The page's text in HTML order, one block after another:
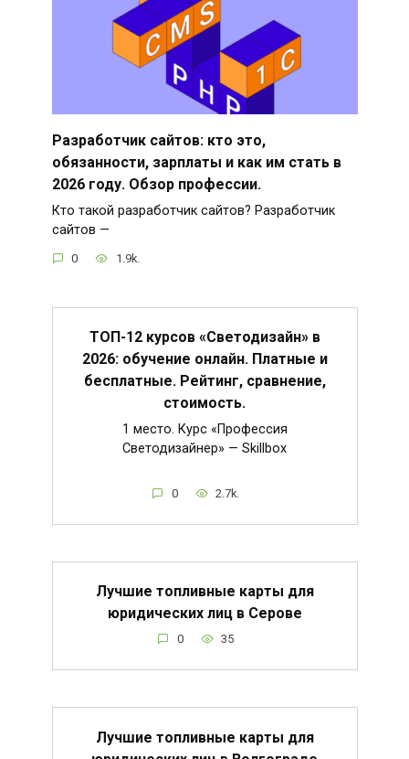
Разработчик сайтов: кто это,
обязанности, зарплаты и как им стать в
2026 году. Обзор профессии.
Кто такой разработчик сайтов? Разработчик
сайтов —
0 1.9k.
ТОП-12 курсов «Светодизайн» в
2026: обучение онлайн. Платные и
бесплатные. Рейтинг, сравнение,
стоимость.
1 место. Курс «Профессия
Светодизайнер» — Skillbox
0 2.7k.
Лучшие топливные карты для
юридических лиц в Серове
0 35
Лучшие топливные карты для